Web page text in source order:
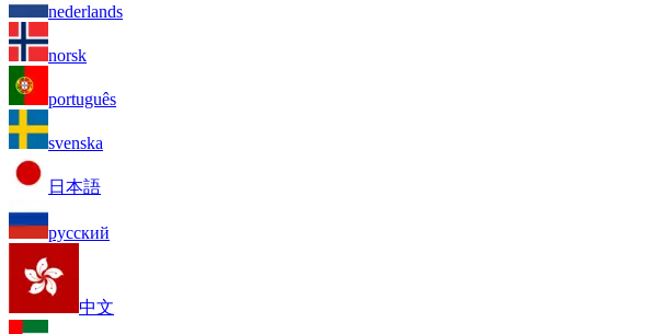
nederlands
norsk
português
svenska
日本語
русский
中文